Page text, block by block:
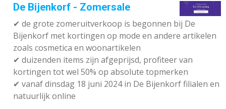
De Bijenkorf - Zomersale
✔ de grote zomeruitverkoop is begonnen bij De
Bijenkorf met kortingen op mode en andere artikelen
zoals cosmetica en woonartikelen
✔ duizenden items zijn afgeprijsd, profiteer van
kortingen tot wel 50% op absolute topmerken
✔ vanaf dinsdag 18 juni 2024 in De Bijenkorf filialen en
natuurlijk online